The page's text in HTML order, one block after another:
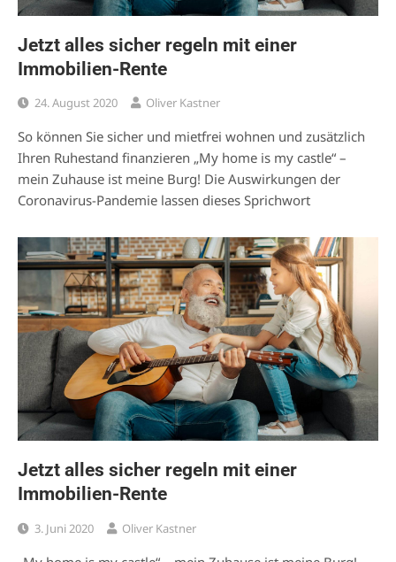
Jetzt alles sicher regeln mit einer
Immobilien-Rente
24. August 2020 Oliver Kastner
So können Sie sicher und mietfrei wohnen und zusätzlich
Ihren Ruhestand finanzieren „My home is my castle“ –
mein Zuhause ist meine Burg! Die Auswirkungen der
Coronavirus-Pandemie lassen dieses Sprichwort
Jetzt alles sicher regeln mit einer
Immobilien-Rente
3. Juni 2020 Oliver Kastner